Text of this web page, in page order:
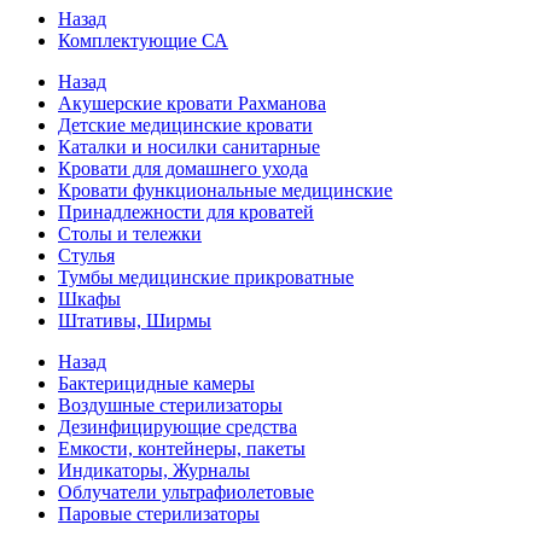
Назад
Комплектующие СА
Назад
Акушерские кровати Рахманова
Детские медицинские кровати
Каталки и носилки санитарные
Кровати для домашнего ухода
Кровати функциональные медицинские
Принадлежности для кроватей
Столы и тележки
Стулья
Тумбы медицинские прикроватные
Шкафы
Штативы, Ширмы
Назад
Бактерицидные камеры
Воздушные стерилизаторы
Дезинфицирующие средства
Емкости, контейнеры, пакеты
Индикаторы, Журналы
Облучатели ультрафиолетовые
Паровые стерилизаторы